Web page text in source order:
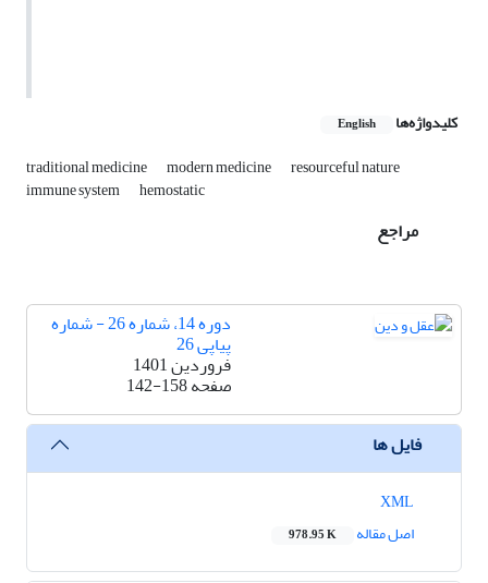
کلیدواژه‌ها English
traditional medicine modern medicine resourceful nature
immune system hemostatic
مراجع
دوره 14، شماره 26 - شماره
پیاپی 26
فروردین 1401
صفحه142-158
فایل ها
اصل مقاله
978.95 K